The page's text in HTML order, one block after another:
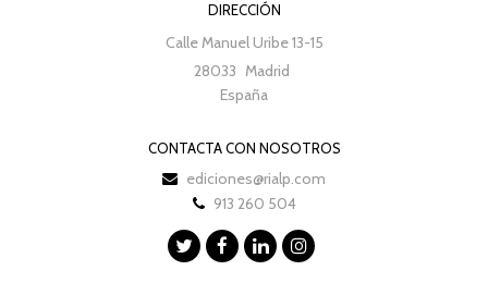
DIRECCIÓN
Calle Manuel Uribe 13-15
28033 Madrid
España
CONTACTA CON NOSOTROS
ediciones@rialp.com
913 260 504